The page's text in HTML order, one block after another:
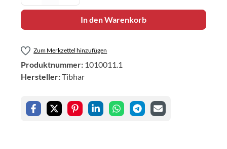
In den Warenkorb
Zum Merkzettel hinzufügen
Produktnummer: 1010011.1
Hersteller:Tibhar